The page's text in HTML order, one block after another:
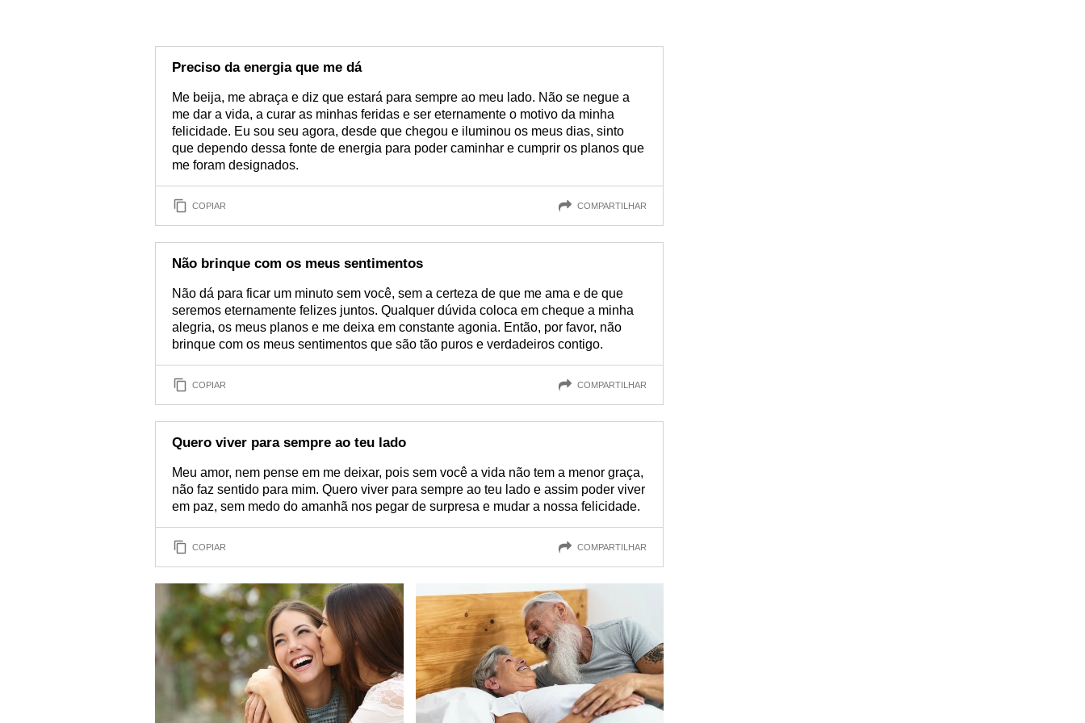
Preciso da energia que me dá
Me beija, me abraça e diz que estará para sempre ao meu lado. Não se negue a
me dar a vida, a curar as minhas feridas e ser eternamente o motivo da minha
felicidade. Eu sou seu agora, desde que chegou e iluminou os meus dias, sinto
que dependo dessa fonte de energia para poder caminhar e cumprir os planos que
me foram designados.
COPIAR COMPARTILHAR
Não brinque com os meus sentimentos
Não dá para ficar um minuto sem você, sem a certeza de que me ama e de que
seremos eternamente felizes juntos. Qualquer dúvida coloca em cheque a minha
alegria, os meus planos e me deixa em constante agonia. Então, por favor, não
brinque com os meus sentimentos que são tão puros e verdadeiros contigo.
COPIAR COMPARTILHAR
Quero viver para sempre ao teu lado
Meu amor, nem pense em me deixar, pois sem você a vida não tem a menor graça,
não faz sentido para mim. Quero viver para sempre ao teu lado e assim poder viver
em paz, sem medo do amanhã nos pegar de surpresa e mudar a nossa felicidade.
COPIAR COMPARTILHAR